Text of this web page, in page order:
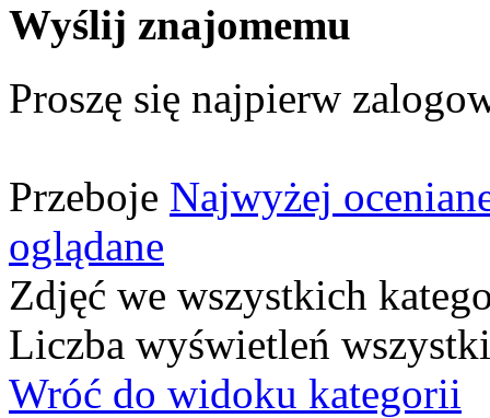
Wyślij znajomemu
Proszę się najpierw
Przeboje Najwyżej
oglądane
Zdjęć we wszystkich
Liczba wyświetleń
Wróć do widoku kategorii